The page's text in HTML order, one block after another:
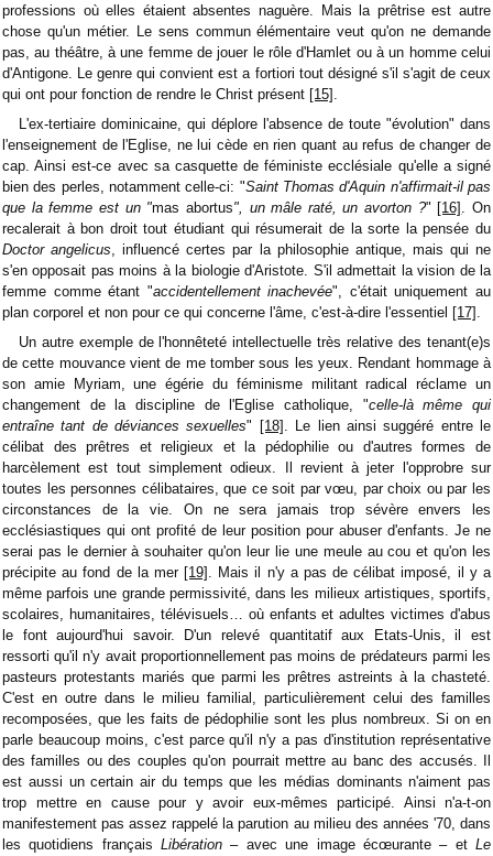
professions où elles étaient absentes naguère. Mais la prêtrise est autre
chose qu'un métier. Le sens commun élémentaire veut qu'on ne demande
pas, au théâtre, à une femme de jouer le rôle d'Hamlet ou à un homme celui
d'Antigone. Le genre qui convient est a fortiori tout désigné s'il s'agit de ceux
qui ont pour fonction de rendre le Christ présent [15]
L'ex-tertiaire dominicaine, qui déplore l'absence de toute "évolution" dans
l'enseignement de l'Eglise, ne lui cède en rien quant au refus de changer de
cap. Ainsi est-ce avec sa casquette de féministe ecclésiale qu'elle a signé
bien des perles, notamment celle-ci: "Saint Thomas d'Aquin n'affirmait-il pas
que la femme est un "mas abortus", un mâle raté, un avorton ?" [16] . On
recalerait à bon droit tout étudiant qui résumerait de la sorte la pensée du
Doctor angelicus, influencé certes par la philosophie antique, mais qui ne
s'en opposait pas moins à la biologie d'Aristote. S'il admettait la vision de la
femme comme étant "accidentellement inachevée", c'était uniquement au
plan corporel et non pour ce qui concerne l'âme, c'est-à-dire l'essentiel [17] .
Un autre exemple de l'honnêteté intellectuelle très relative des tenant(e)s
de cette mouvance vient de me tomber sous les yeux. Rendant hommage à
son amie Myriam, une égérie du féminisme militant radical réclame un
changement de la discipline de l'Eglise catholique, "celle-là même qui
entraîne tant de déviances sexuelles" [18] . Le lien ainsi suggéré entre le
célibat des prêtres et religieux et la pédophilie ou d'autres formes de
harcèlement est tout simplement odieux. Il revient à jeter l'opprobre sur
toutes les personnes célibataires, que ce soit par vœu, par choix ou par les
circonstances de la vie. On ne sera jamais trop sévère envers les
ecclésiastiques qui ont profité de leur position pour abuser d'enfants. Je ne
serai pas le dernier à souhaiter qu'on leur lie une meule au cou et qu'on les
précipite au fond de la mer [19] . Mais il n'y a pas de célibat imposé, il y a
même parfois une grande permissivité, dans les milieux artistiques, sportifs,
scolaires, humanitaires, télévisuels… où enfants et adultes victimes d'abus
le font aujourd'hui savoir. D'un relevé quantitatif aux Etats-Unis, il est
ressorti qu'il n'y avait proportionnellement pas moins de prédateurs parmi les
pasteurs protestants mariés que parmi les prêtres astreints à la chasteté.
C'est en outre dans le milieu familial, particulièrement celui des familles
recomposées, que les faits de pédophilie sont les plus nombreux. Si on en
parle beaucoup moins, c'est parce qu'il n'y a pas d'institution représentative
des familles ou des couples qu'on pourrait mettre au banc des accusés. Il
est aussi un certain air du temps que les médias dominants n'aiment pas
trop mettre en cause pour y avoir eux-mêmes participé. Ainsi n'a-t-on
manifestement pas assez rappelé la parution au milieu des années '70, dans
les quotidiens françaisLibération – avec une image écœurante – etLe